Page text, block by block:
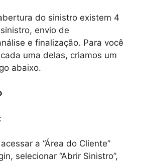
do sinistro existem 4
envio de
e finalização. Para você
uma delas, criamos um
abaixo.
a “Área do Cliente”
selecionar “Abrir Sinistro”,